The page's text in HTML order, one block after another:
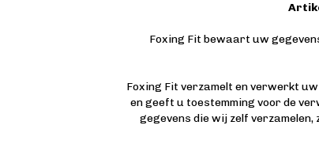
Foxing Fit bewaart uw
Foxing Fit verzamelt en verwerkt
en geeft u toestemming voor de
gegevens die wij zelf